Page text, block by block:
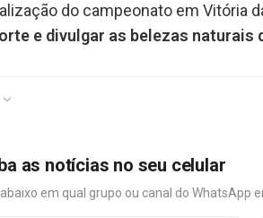
do campeonato em Vitória
e divulgar as belezas naturais
as notícias no seu celular
em qual grupo ou canal do WhatsApp